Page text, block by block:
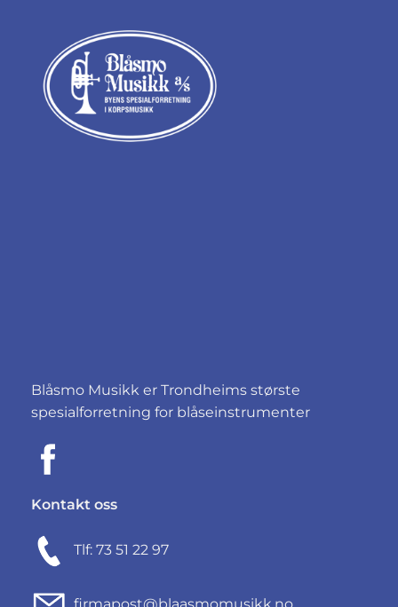
Blåsmo Musikk er Trondheims største
spesialforretning for blåseinstrumenter
Kontakt oss
Tlf: 73 51 22 97